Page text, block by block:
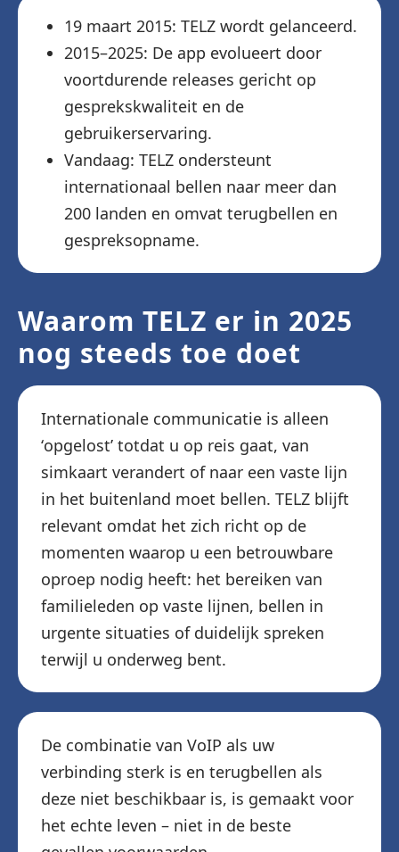
19 maart 2015: TELZ wordt gelanceerd.
2015–2025: De app evolueert door
voortdurende releases gericht op
gesprekskwaliteit en de
gebruikerservaring.
Vandaag: TELZ ondersteunt
internationaal bellen naar meer dan
200 landen en omvat terugbellen en
gespreksopname.
Waarom TELZ er in 2025
nog steeds toe doet
Internationale communicatie is alleen
‘opgelost’ totdat u op reis gaat, van
simkaart verandert of naar een vaste lijn
in het buitenland moet bellen. TELZ blijft
relevant omdat het zich richt op de
momenten waarop u een betrouwbare
oproep nodig heeft: het bereiken van
familieleden op vaste lijnen, bellen in
urgente situaties of duidelijk spreken
terwijl u onderweg bent.
De combinatie van VoIP als uw
verbinding sterk is en terugbellen als
deze niet beschikbaar is, is gemaakt voor
het echte leven – niet in de beste